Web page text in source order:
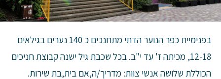
בפנימיית כפר הנוער הדתי מתחנכים כ 140 נערים בגילאים
12-18, מכיתה ז' עד י"ב. בכל שכבת גיל ישנה קבוצת חניכים
הכוללת שלושה אנשי צוות: מדריך/ה,אם בית,בת שירות.